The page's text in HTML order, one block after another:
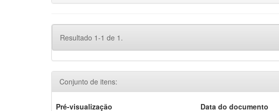
Resultado 1-1 de 1.
Conjunto de itens:
Pré-visualização Data do documento